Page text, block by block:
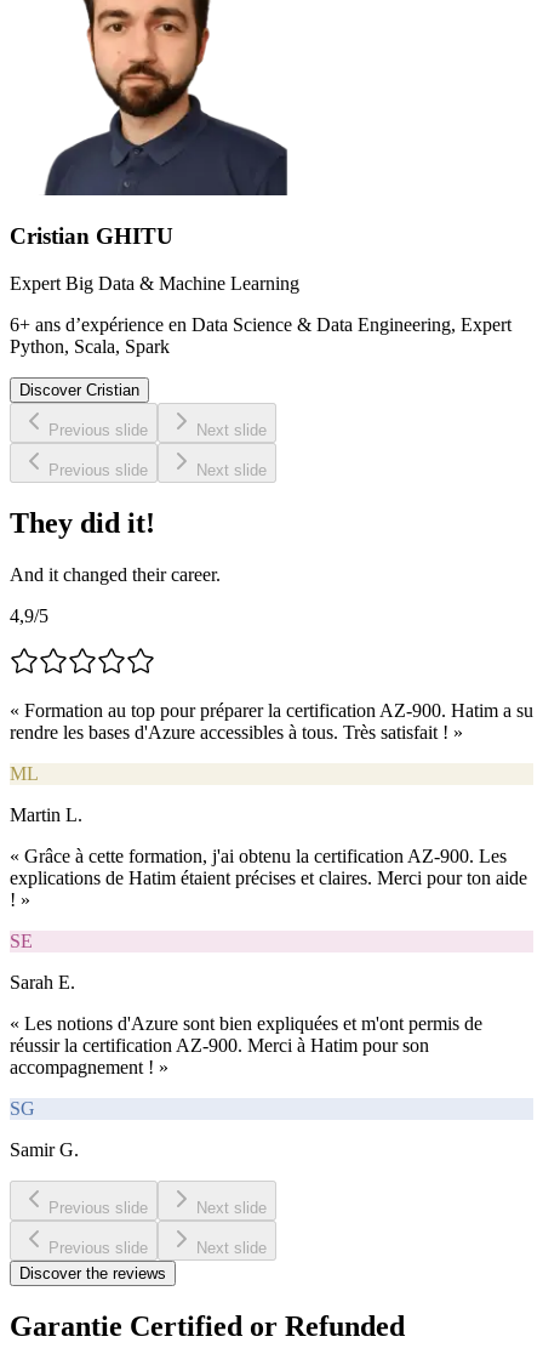
Cristian GHITU
Expert Big Data & Machine Learning
6+ ans d’expérience en Data Science & Data Engineering, Expert
Python, Scala, Spark
Discover Cristian
Previous slide Next slide
Previous slide Next slide
They did it!
And it changed their career.
4,9/5
« Formation au top pour préparer la certification AZ-900. Hatim a su
rendre les bases d'Azure accessibles à tous. Très satisfait ! »
ML
Martin L.
« Grâce à cette formation, j'ai obtenu la certification AZ-900. Les
explications de Hatim étaient précises et claires. Merci pour ton aide
! »
SE
Sarah E.
« Les notions d'Azure sont bien expliquées et m'ont permis de
réussir la certification AZ-900. Merci à Hatim pour son
accompagnement ! »
SG
Samir G.
Previous slide Next slide
Previous slide
Next slide
Discover the reviews
Garantie Certified or Refunded